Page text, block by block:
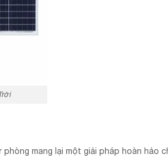
mang lại một giải pháp hoàn hảo